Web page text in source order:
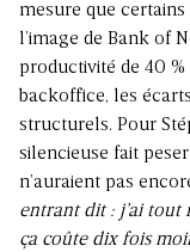
mesure que
l’image de Bank of
productivité de 40
backoffice, les
structurels. Pour
silencieuse fait
n’auraient pas
entrant dit : j’ai tout
ça coûte dix fois